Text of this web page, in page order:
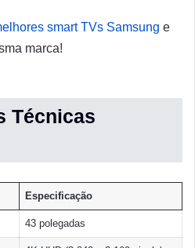
smart TVs Samsung e
marca!
Técnicas
Especificação
43 polegadas